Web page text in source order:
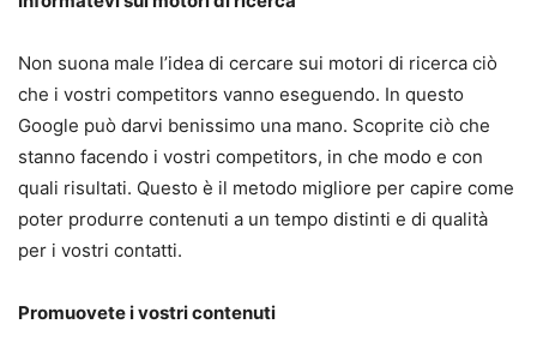
Non suona male l’idea di cercare sui motori di ricerca ciò
che i vostri competitors vanno eseguendo. In questo
Google può darvi benissimo una mano. Scoprite ciò che
stanno facendo i vostri competitors, in che modo e con
quali risultati. Questo è il metodo migliore per capire come
poter produrre contenuti a un tempo distinti e di qualità
per i vostri contatti.
Promuovete i vostri contenuti